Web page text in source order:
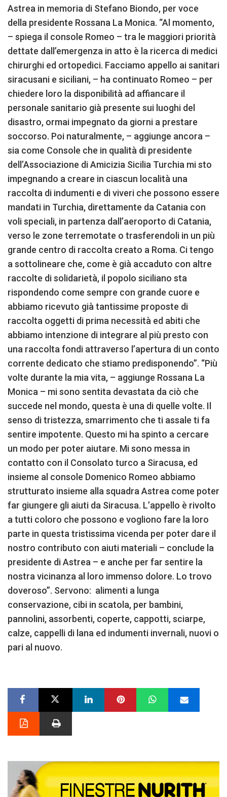
Astrea in memoria di Stefano Biondo, per voce
della presidente Rossana La Monica. “Al momento,
– spiega il console Romeo – tra le maggiori priorità
dettate dall’emergenza in atto è la ricerca di medici
chirurghi ed ortopedici. Facciamo appello ai sanitari
siracusani e siciliani, – ha continuato Romeo – per
chiedere loro la disponibilità ad affiancare il
personale sanitario già presente sui luoghi del
disastro, ormai impegnato da giorni a prestare
soccorso. Poi naturalmente, – aggiunge ancora –
sia come Console che in qualità di presidente
dell’Associazione di Amicizia Sicilia Turchia mi sto
impegnando a creare in ciascun località una
raccolta di indumenti e di viveri che possono essere
mandati in Turchia, direttamente da Catania con
voli speciali, in partenza dall’aeroporto di Catania,
verso le zone terremotate o trasferendoli in un più
grande centro di raccolta creato a Roma. Ci tengo
a sottolineare che, come è già accaduto con altre
raccolte di solidarietà, il popolo siciliano sta
rispondendo come sempre con grande cuore e
abbiamo ricevuto già tantissime proposte di
raccolta oggetti di prima necessità ed abiti che
abbiamo intenzione di integrare al più presto con
una raccolta fondi attraverso l’apertura di un conto
corrente dedicato che stiamo predisponendo”. “Più
volte durante la mia vita, – aggiunge Rossana La
Monica – mi sono sentita devastata da ciò che
succede nel mondo, questa è una di quelle volte. Il
senso di tristezza, smarrimento che ti assale ti fa
sentire impotente. Questo mi ha spinto a cercare
un modo per poter aiutare. Mi sono messa in
contatto con il Consolato turco a Siracusa, ed
insieme al console Domenico Romeo abbiamo
strutturato insieme alla squadra Astrea come poter
far giungere gli aiuti da Siracusa. L’appello è rivolto
a tutti coloro che possono e vogliono fare la loro
parte in questa tristissima vicenda per poter dare il
nostro contributo con aiuti materiali – conclude la
presidente di Astrea – e anche per far sentire la
nostra vicinanza al loro immenso dolore. Lo trovo
doveroso”. Servono: alimenti a lunga
conservazione, cibi in scatola, per bambini,
pannolini, assorbenti, coperte, cappotti, sciarpe,
calze, cappelli di lana ed indumenti invernali, nuovi o
pari al nuovo.